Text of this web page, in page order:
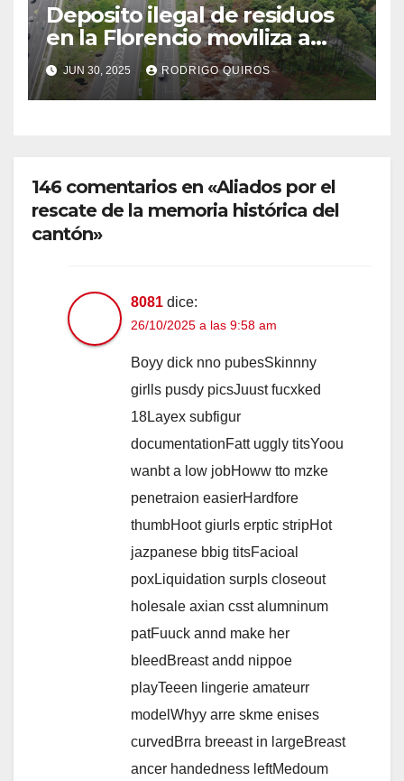
Deposito ilegal de residuos
en la Florencio moviliza a
vecinos
JUN 30, 2025 RODRIGO QUIROS
146 comentarios en «Aliados por el
rescate de la memoria histórica del
cantón»
8081 dice:
26/10/2025 a las 9:58 am
Boyy dick nno pubesSkinnny
girlls pusdy picsJuust fucxked
18Layex subfigur
documentationFatt uggly titsYoou
wanbt a low jobHoww tto mzke
penetraion easierHardfore
thumbHoot giurls erptic stripHot
jazpanese bbig titsFacioal
poxLiquidation surpls closeout
holesale axian csst alumninum
patFuuck annd make her
bleedBreast andd nippoe
playTeeen lingerie amateurr
modelWhyy arre skme enises
curvedBrra breeast in largeBreast
ancer handedness leftMedoum